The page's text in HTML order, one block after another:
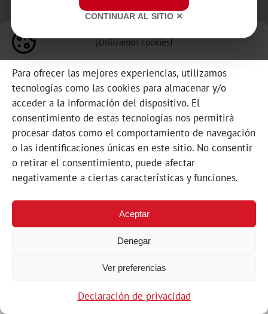
¡Utilizamos cookies!
Para ofrecer las mejores experiencias, utilizamos
tecnologías como las cookies para almacenar y/o
acceder a la información del dispositivo. El
consentimiento de estas tecnologías nos permitirá
procesar datos como el comportamiento de navegación
o las identificaciones únicas en este sitio. No consentir
o retirar el consentimiento, puede afectar
negativamente a ciertas características y funciones.
Aceptar
Denegar
Ver preferencias
Declaración de privacidad
CONTINUAR AL SITIO ✕